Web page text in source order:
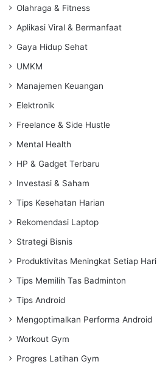
Olahraga & Fitness
Aplikasi Viral & Bermanfaat
Gaya Hidup Sehat
UMKM
Manajemen Keuangan
Elektronik
Freelance & Side Hustle
Mental Health
HP & Gadget Terbaru
Investasi & Saham
Tips Kesehatan Harian
Rekomendasi Laptop
Strategi Bisnis
Produktivitas Meningkat Setiap Hari
Tips Memilih Tas Badminton
Tips Android
Mengoptimalkan Performa Android
Workout Gym
Progres Latihan Gym